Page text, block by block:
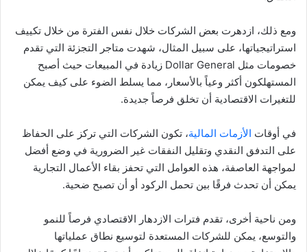
ومع ذلك، ازدهرت بعض الشركات خلال نفس الفترة من خلال تكييف
استراتيجياتها، على سبيل المثال، شهدت متاجر التجزئة التي تقدم
خصومات مثل Dollar General زيادة في المبيعات حيث أصبح
المستهلكون أكثر وعياً بالأسعار، مما يسلط الضوء على كيف يمكن
للتغيرات الاقتصادية أن تخلق فرصاً جديدة.
في أوقات الأزمات المالية، تكون الشركات التي تركز على الحفاظ
على التدفق النقدي وتقليل النفقات غير الضرورية في وضع أفضل
لمواجهة العاصفة، هذه العوامل التي تحفز بقاء الأعمال التجارية
يمكن أن تحدث فرقًا بين تحمل الركود أو أن تصبح ضحية.
ومن ناحية أخرى، تقدم فترات الازدهار الاقتصادي فرصاً للنمو
والتوسع، يمكن للشركات المستعدة لتوسيع نطاق عملياتها